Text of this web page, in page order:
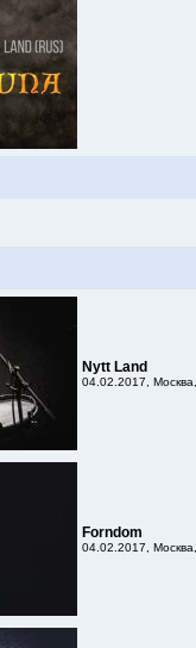
Nytt Land
04.02.2017,
Forndom
04.02.2017,